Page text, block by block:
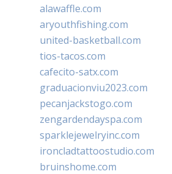
alawaffle.com
aryouthfishing.com
united-basketball.com
tios-tacos.com
cafecito-satx.com
graduacionviu2023.com
pecanjackstogo.com
zengardendayspa.com
sparklejewelryinc.com
ironcladtattoostudio.com
bruinshome.com